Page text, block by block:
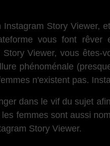
Instagram Story Viewer,
vous font rêver
Story Viewer, vous
phénoménale
n'existent pas.
dans le vif du sujet
les femmes sont aussi
Story Viewer.